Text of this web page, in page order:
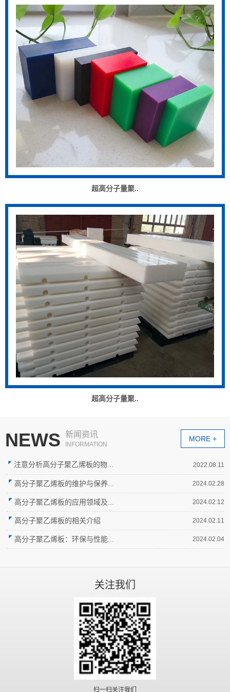
超高分子量聚..
超高分子量聚..
NEWS 新闻资讯
INFORMATION
MORE +
注意分析高分子聚乙烯板的物... 2022.08.11
高分子聚乙烯板的维护与保养... 2024.02.28
高分子聚乙烯板的应用领域及... 2024.02.12
高分子聚乙烯板的相关介绍 2024.02.11
高分子聚乙烯板：环保与性能... 2024.02.04
关注我们
扫一扫关注我们